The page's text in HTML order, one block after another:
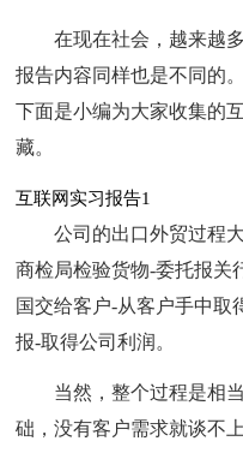
在现在社会，越来越
报告内容同样也是不同的
下面是小编为大家收集的
藏。
互联网实习报告1
公司的出口外贸过程
商检局检验货物-委托报关
国交给客户-从客户手中取
报-取得公司利润。
当然，整个过程是相
础，没有客户需求就谈不